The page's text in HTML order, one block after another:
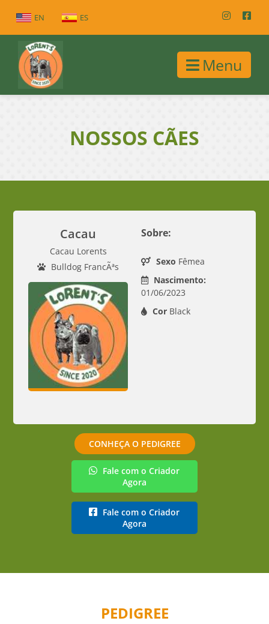
EN ES
Menu
NOSSOS CÃES
Cacau
Cacau Lorents
Bulldog FrancÃªs
Sobre:
Sexo Fêmea
Nascimento:
01/06/2023
CorBlack
CONHEÇA O PEDIGREE
Fale com o Criador
Agora
Fale com o Criador
Agora
PEDIGREE